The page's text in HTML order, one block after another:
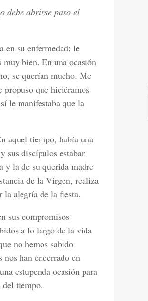
debe abrirse paso el
en su enfermedad: le
muy bien. En una ocasión
se querían mucho. Me
propuso que hiciéramos
le manifestaba que la
aquel tiempo, había una
sus discípulos estaban
y la de su querida madre
de la Virgen, realiza
la alegría de la fiesta.
sus compromisos
a lo largo de la vida
no hemos sabido
nos han encerrado en
estupenda ocasión para
tiempo.